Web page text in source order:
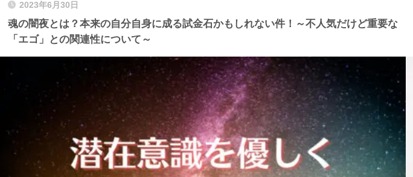
2023年6月30日
魂の闇夜とは？本来の自分自身に成る試金石かもしれない件！～不人気だけど重要な
「エゴ」との関連性について～